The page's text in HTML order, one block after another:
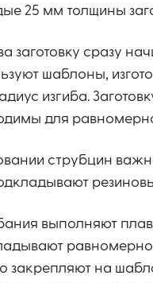
25 мм толщины
заготовку сразу
шаблоны,
изгиба.
для
струбцин
выполняют
равномерно
закрепляют на